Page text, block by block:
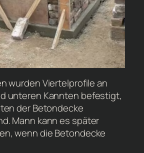
wurden Viertelprofile an
unteren Kannten befestigt,
der Betondecke
Mann kann es später
wenn die Betondecke